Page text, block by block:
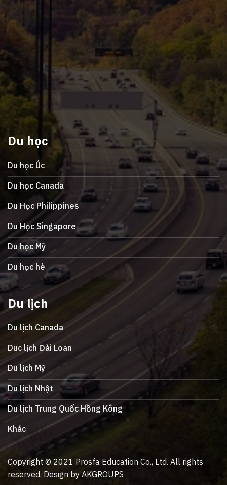
Du học
Du học Úc
Du học Canada
Du Học Philippines
Du Học Singapore
Du học Mỹ
Du học hè
Du lịch
Du lịch Canada
Duc lịch Đài Loan
Du lịch Mỹ
Du lịch Nhật
Du lịch Trung Quốc Hồng Kông
Khác
Copyright © 2021 Prosfa Education Co., Ltd. All rights
reserved. Design by AKGROUPS